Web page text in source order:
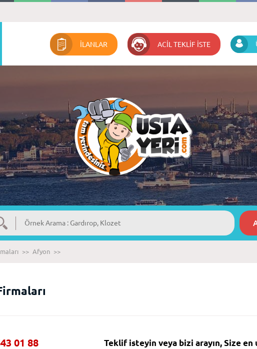
İLANLAR ACİL TEKLİF İSTE
>> Afyon >>
01 88 Teklif isteyin veya bizi arayın, Size